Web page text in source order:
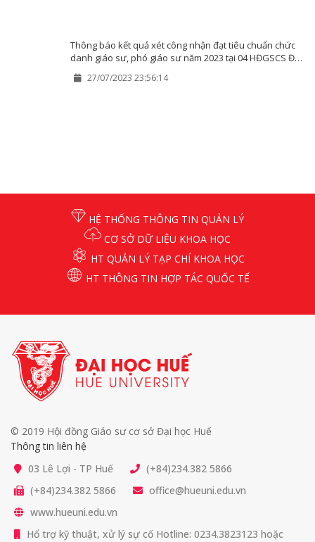
Thông báo kết quả xét công nhận đạt tiêu chuẩn chức
danh giáo sư, phó giáo sư năm 2023 tại 04 HĐGSCS Đại
học Huế
27/07/2023 23:56:14
HỆ THỐNG THÔNG TIN QUẢN LÝ
CƠ SỞ DỮ LIỆU KHOA HỌC
HT QUẢN LÝ TẠP CHÍ KHOA HỌC
HT THÔNG TIN HỢP TÁC QUỐC TẾ
© 2019 Hội đồng Giáo sư cơ sở Đại học Huế
Thông tin liên hệ
03 Lê Lợi - TP Huế
(+84)234.382 5866
(+84)234.382 5866
office@hueuni.edu.vn
www.hueuni.edu.vn
Hổ trợ kỹ thuật, xử lý sự cố Hotline: 0234.3823123 hoặc